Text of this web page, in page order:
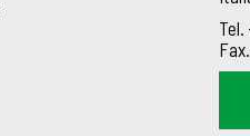
Tel.
Fax.